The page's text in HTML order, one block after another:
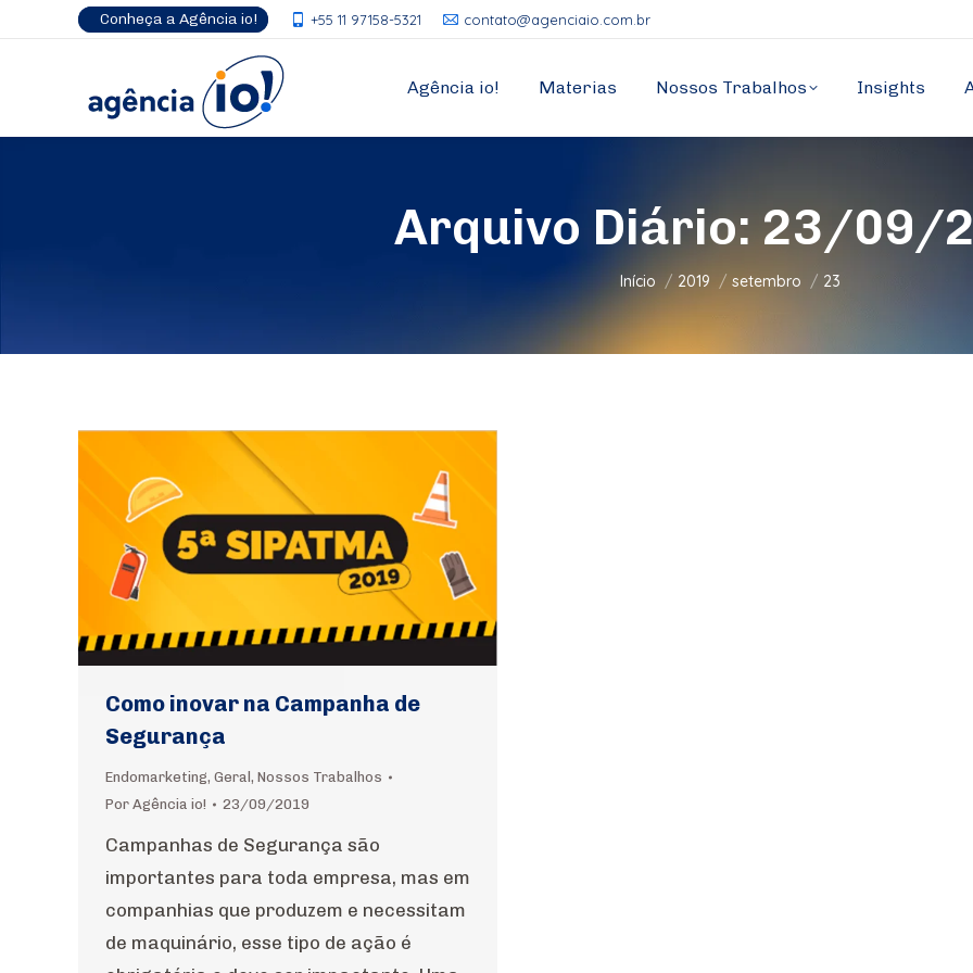
Conheça a Agência io! +55 11 97158-5321 contato@agenciaio.com.br
Agência io! Materias Nossos Trabalhos Insights
Arquivo Diário:23/09/
Você está aqui:
Início 2019 setembro 23
Como inovar na Campanha de
Segurança
Endomarketing, Geral , Nossos Trabalhos
Por Agência io! 23/09/2019
Campanhas de Segurança são
importantes para toda empresa, mas em
companhias que produzem e necessitam
de maquinário, esse tipo de ação é